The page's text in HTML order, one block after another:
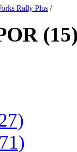
Rally Plus /